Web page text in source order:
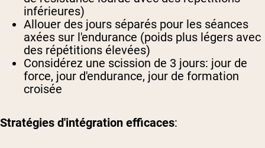
inférieures)
Allouer des jours séparés pour les séances
axées sur l'endurance (poids plus légers avec
des répétitions élevées)
Considérez une scission de 3 jours: jour de
force, jour d'endurance, jour de formation
croisée
Stratégies d'intégration efficaces: